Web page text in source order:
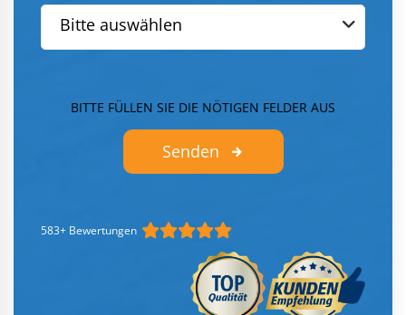
Bitte auswählen
Senden
BITTE FÜLLEN SIE DIE NÖTIGEN FELDER AUS
583+ Bewertungen